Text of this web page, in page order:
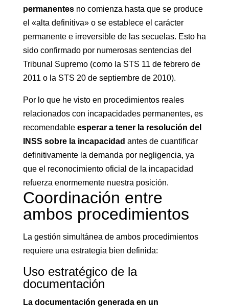
permanentesno comienza hasta que se produce
el «alta definitiva» o se establece el carácter
permanente e irreversible de las secuelas. Esto ha
sido confirmado por numerosas sentencias del
Tribunal Supremo (como la STS 11 de febrero de
2011 o la STS 20 de septiembre de 2010).
Por lo que he visto en procedimientos reales
relacionados con incapacidades permanentes, es
recomendable esperar a tener la resolución del
INSS sobre la incapacidad antes de cuantificar
definitivamente la demanda por negligencia, ya
que el reconocimiento oficial de la incapacidad
refuerza enormemente nuestra posición.
Coordinación entre
ambos procedimientos
La gestión simultánea de ambos procedimientos
requiere una estrategia bien definida:
Uso estratégico de la
documentación
La documentación generada en un